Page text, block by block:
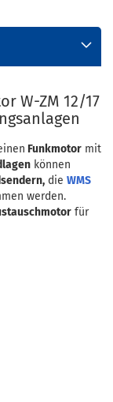
W-ZM 12/17
Funkmotor mit
können
die WMS
werden.
für